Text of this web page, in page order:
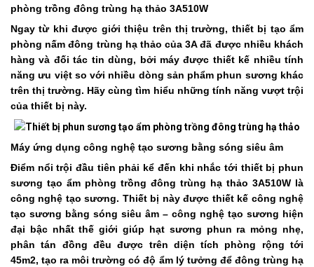
phòng trồng đông trùng hạ thảo 3A510W
Ngay từ khi được giới thiệu trên thị trường, thiết bị tạo ẩm
phòng nấm đông trùng hạ thảo của 3A đã được nhiều khách
hàng và đối tác tin dùng, bởi máy được thiết kế nhiều tính
năng ưu việt so với nhiều dòng sản phẩm phun sương khác
trên thị trường. Hãy cùng tìm hiểu những tính năng vượt trội
của thiết bị này.
Máy ứng dụng công nghệ tạo sương bằng sóng siêu âm
Điểm nổi trội đầu tiên phải kể đến khi nhắc tới thiết bị phun
sương tạo ẩm phòng trồng đông trùng hạ thảo 3A510W là
công nghệ tạo sương. Thiết bị này được thiết kế công nghệ
tạo sương bằng sóng siêu âm – công nghệ tạo sương hiện
đại bậc nhất thế giới giúp hạt sương phun ra mỏng nhẹ,
phân tán đồng đều được trên diện tích phòng rộng tới
45m2, tạo ra môi trường có độ ẩm lý tưởng để đông trùng hạ